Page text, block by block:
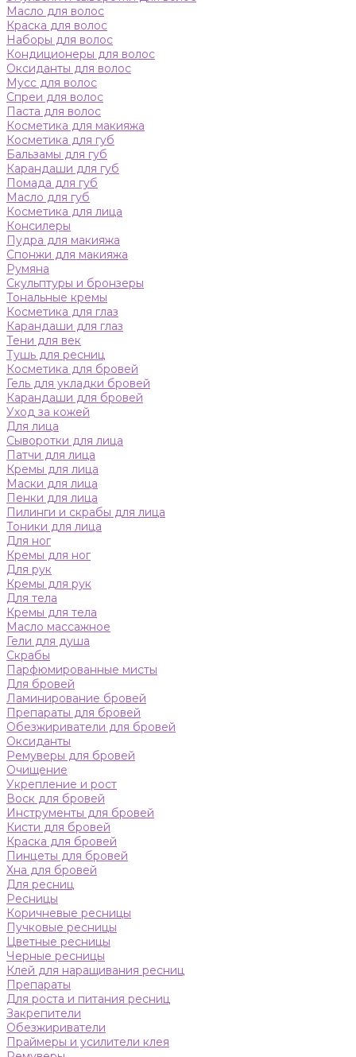
Масло для волос
Краска для волос
Наборы для волос
Кондиционеры для волос
Оксиданты для волос
Мусс для волос
Спреи для волос
Паста для волос
Косметика для макияжа
Косметика для губ
Бальзамы для губ
Карандаши для губ
Помада для губ
Масло для губ
Косметика для лица
Консилеры
Пудра для макияжа
Спонжи для макияжа
Румяна
Скульптуры и бронзеры
Тональные кремы
Косметика для глаз
Карандаши для глаз
Тени для век
Тушь для ресниц
Косметика для бровей
Гель для укладки бровей
Карандаши для бровей
Уход за кожей
Для лица
Сыворотки для лица
Патчи для лица
Кремы для лица
Маски для лица
Пенки для лица
Пилинги и скрабы для лица
Тоники для лица
Для ног
Кремы для ног
Для рук
Кремы для рук
Для тела
Кремы для тела
Масло массажное
Гели для душа
Скрабы
Парфюмированные мисты
Для бровей
Ламинирование бровей
Препараты для бровей
Обезжириватели для бровей
Оксиданты
Ремуверы для бровей
Очищение
Укрепление и рост
Воск для бровей
Инструменты для бровей
Кисти для бровей
Краска для бровей
Пинцеты для бровей
Хна для бровей
Для ресниц
Ресницы
Коричневые ресницы
Пучковые ресницы
Цветные ресницы
Черные ресницы
Клей для наращивания ресниц
Препараты
Для роста и питания ресниц
Закрепители
Обезжириватели
Праймеры и усилители клея